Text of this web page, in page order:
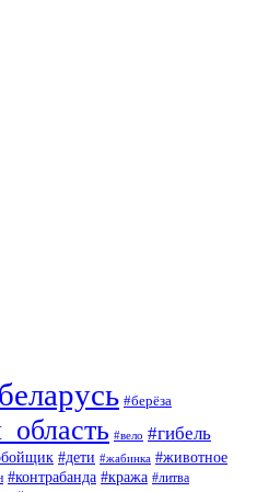
#берёза
#вело #гибель
#дети #жабинка #животное
#контрабанда #кража #литва